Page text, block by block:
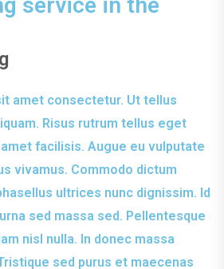
service in the
amet consectetur. Ut tellus
Risus rutrum tellus eget
facilisis. Augue eu vulputate
vivamus. Commodo dictum
ultrices nunc dignissim. Id
sed massa sed. Pellentesque
nisl nulla. In donec massa
sed purus et maecenas